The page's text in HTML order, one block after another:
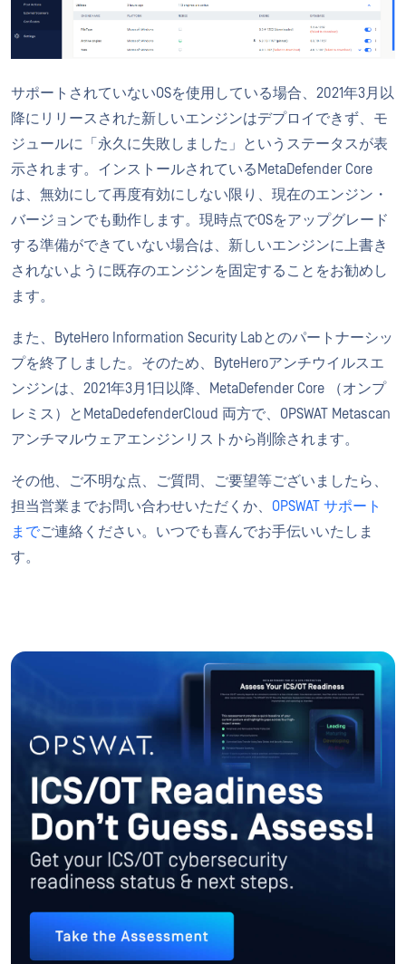
サポートされていないOSを使用している場合、2021年3月以
降にリリースされた新しいエンジンはデプロイできず、モ
ジュールに「永久に失敗しました」というステータスが表
示されます。インストールされているMetaDefender Core
は、無効にして再度有効にしない限り、現在のエンジン・
バージョンでも動作します。現時点でOSをアップグレード
する準備ができていない場合は、新しいエンジンに上書き
されないように既存のエンジンを固定することをお勧めし
ます。
また、ByteHero Information Security Labとのパートナーシッ
プを終了しました。そのため、ByteHeroアンチウイルスエ
ンジンは、2021年3月1日以降、MetaDefender Core （オンプ
レミス）とMetaDedefenderCloud 両方で、OPSWAT Metascan
アンチマルウェアエンジンリストから削除されます。
その他、ご不明な点、ご質問、ご要望等ございましたら、
担当営業までお問い合わせいただくか、 OPSWAT サポート
までご連絡ください。いつでも喜んでお手伝いいたしま
す。